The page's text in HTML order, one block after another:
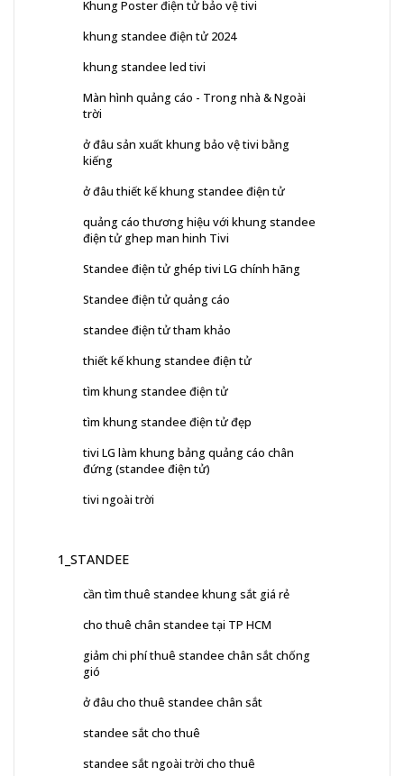
Khung Poster điện tử bảo vệ tivi
khung standee điện tử 2024
khung standee led tivi
Màn hình quảng cáo - Trong nhà & Ngoài
trời
ở đâu sản xuất khung bảo vệ tivi bằng
kiếng
ở đâu thiết kế khung standee điện tử
quảng cáo thương hiệu với khung standee
điện tử ghep man hinh Tivi
Standee điện tử ghép tivi LG chính hãng
Standee điện tử quảng cáo
standee điện tử tham khảo
thiết kế khung standee điện tử
tìm khung standee điện tử
tìm khung standee điện tử đẹp
tivi LG làm khung bảng quảng cáo chân
đứng (standee điện tử)
tivi ngoài trời
1_STANDEE
cần tìm thuê standee khung sắt giá rẻ
cho thuê chân standee tại TP HCM
giảm chi phí thuê standee chân sắt chống
gió
ở đâu cho thuê standee chân sắt
standee sắt cho thuê
standee sắt ngoài trời cho thuê